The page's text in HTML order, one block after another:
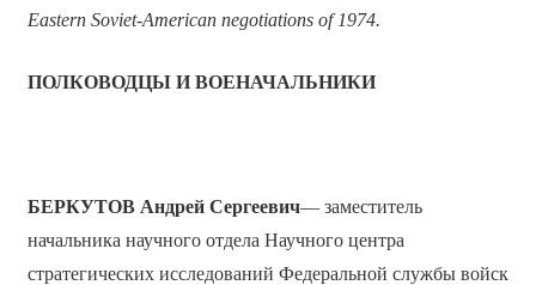
Eastern Soviet-American negotiations of 1974.
ПОЛКОВОДЦЫ И ВОЕНАЧАЛЬНИКИ
БЕРКУТОВ Андрей Сергеевич— заместитель
начальника научного отдела Научного центра
стратегических исследований Федеральной службы войск